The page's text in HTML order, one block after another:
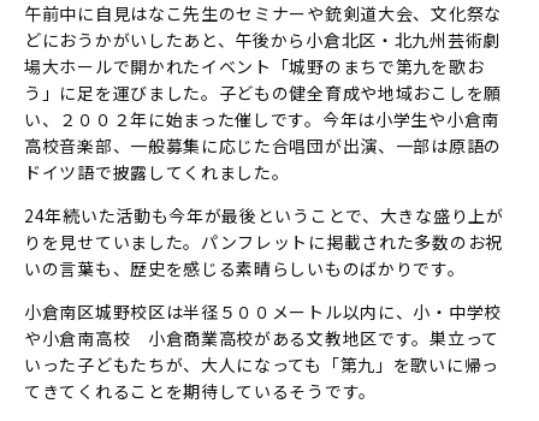
午前中に自見はなこ先生のセミナーや銃剣道大会、文化祭な
どにおうかがいしたあと、午後から小倉北区・北九州芸術劇
場大ホールで開かれたイベント「城野のまちで第九を歌お
う」に足を運びました。子どもの健全育成や地域おこしを願
い、２００２年に始まった催しです。今年は小学生や小倉南
高校音楽部、一般募集に応じた合唱団が出演、一部は原語の
ドイツ語で披露してくれました。
24年続いた活動も今年が最後ということで、大きな盛り上が
りを見せていました。パンフレットに掲載された多数のお祝
いの言葉も、歴史を感じる素晴らしいものばかりです。
小倉南区城野校区は半径５００メートル以内に、小・中学校
や小倉南高校 小倉商業高校がある文教地区です。巣立って
いった子どもたちが、大人になっても「第九」を歌いに帰っ
てきてくれることを期待しているそうです。